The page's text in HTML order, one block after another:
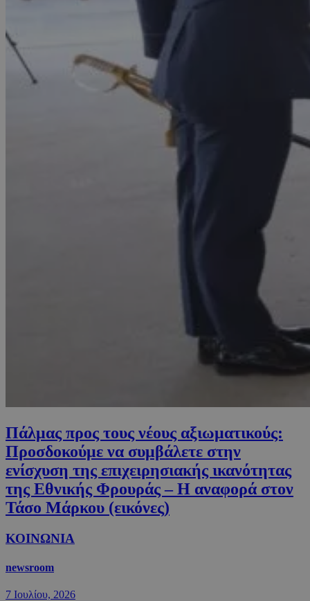
Πάλμας προς τους νέους αξιωματικούς:
Προσδοκούμε να συμβάλετε στην
ενίσχυση της επιχειρησιακής ικανότητας
της Εθνικής Φρουράς – Η αναφορά στον
Τάσο Μάρκου (εικόνες)
ΚΟΙΝΩΝΙΑ
newsroom
7 Ιουλίου, 2026